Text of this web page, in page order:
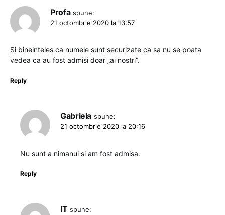
Profa spune:
21 octombrie 2020 la 13:57
Si bineinteles ca numele sunt securizate ca sa nu se poata
vedea ca au fost admisi doar „ai nostri”.
Reply
Gabriela spune:
21 octombrie 2020 la 20:16
Nu sunt a nimanui si am fost admisa.
Reply
IT spune: